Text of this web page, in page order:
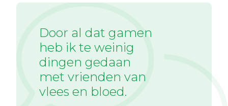
Door al dat gamen
heb ik te weinig
dingen gedaan
met vrienden van
vlees en bloed.